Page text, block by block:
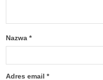
Nazwa *
Adres email *